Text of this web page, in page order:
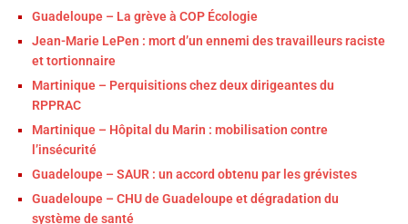
Guadeloupe – La grève à COP Écologie
Jean-Marie LePen : mort d’un ennemi des travailleurs raciste
et tortionnaire
Martinique – Perquisitions chez deux dirigeantes du
RPPRAC
Martinique – Hôpital du Marin : mobilisation contre
l’insécurité
Guadeloupe – SAUR : un accord obtenu par les grévistes
Guadeloupe – CHU de Guadeloupe et dégradation du
système de santé